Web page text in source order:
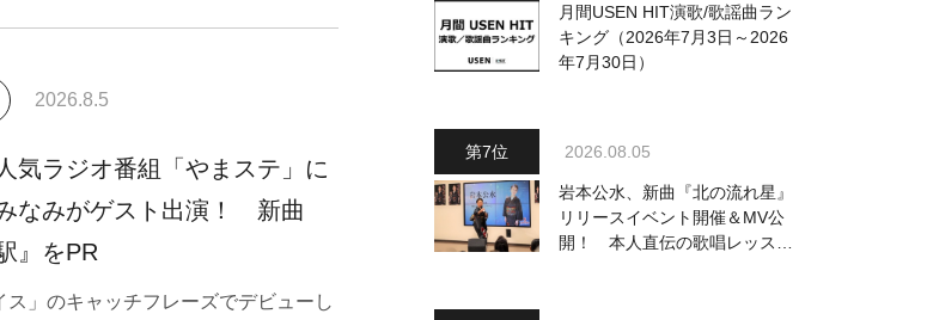
2026.8.5
気ラジオ番組「やまステ」に
なみがゲスト出演！ 新曲
』をPR
ス」のキャッチフレーズでデビューし
月間USEN HIT演歌/歌謡曲ラン
キング（2026年7月3日～2026
年7月30日）
2026.08.05
岩本公水、新曲『北の流れ星』
リリースイベント開催＆MV公
開！ 本人直伝の歌唱レッスン